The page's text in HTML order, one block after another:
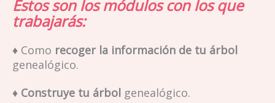
Estos son los módulos con los que
trabajarás:
♦ Como recoger la información de tu árbol
genealógico.
♦ Construye tu árbol genealógico.